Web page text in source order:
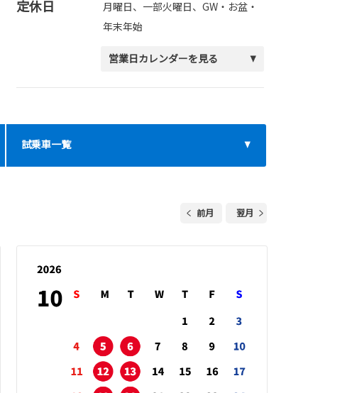
定休日
月曜日、一部火曜日、GW・お盆・
年末年始
営業日カレンダーを見る
試乗車一覧
前月 翌月